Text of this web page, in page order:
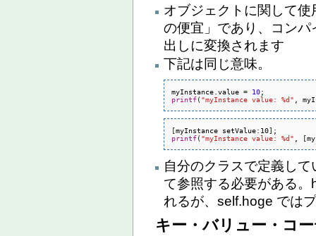
オブジェクトに関して
の便宜」であり、コン
出しに変換されます
下記は同じ意味。
myInstance.value = 10
printf("myInstance value: %d" ,
[myInstance setValue: 10]
printf("myInstance value: %d" [
自分のクラスで定義し
て参照する必要がある
れるが、self.hoge では
キー・バリュー・コ